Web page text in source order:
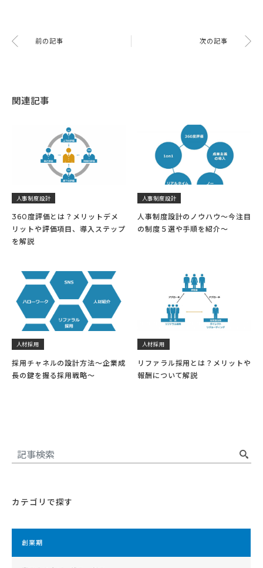
前の記事 次の記事
関連記事
人事制度設計
360度評価とは？メリットデメ
リットや評価項目、導入ステップ
を解説
人事制度設計
人事制度設計のノウハウ～今注目
の制度５選や手順を紹介～
人材採用
採用チャネルの設計方法～企業成
長の鍵を握る採用戦略～
人材採用
リファラル採用とは？メリットや
報酬について解説
カテゴリで探す
創業期